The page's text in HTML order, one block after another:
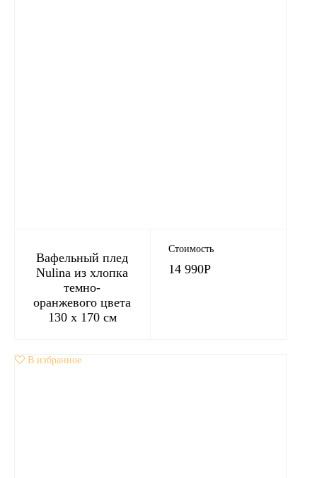
Вафельный плед
Nulina из хлопка
темно-
оранжевого цвета
130 x 170 см
Стоимость
14 990Р
В избранное